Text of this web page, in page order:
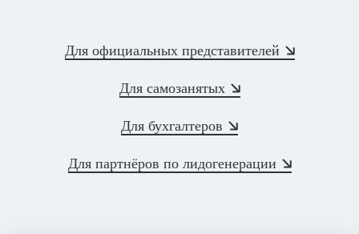
Для официальных представителей
Для самозанятых
Для бухгалтеров
Для партнёров по лидогенерации